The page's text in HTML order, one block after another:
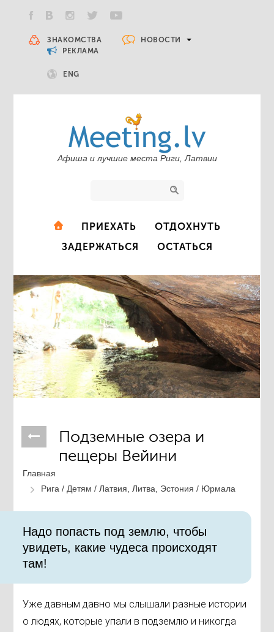
ЗНАКОМСТВА
НОВОСТИ
РЕКЛАМА
ENG
Афиша и лучшие места Риги, Латвии
ПРИЕХАТЬ
ОТДОХНУТЬ
ЗАДЕРЖАТЬСЯ
ОСТАТЬСЯ
Подземные озера и
пещеры Вейини
Главная
Рига / Детям / Латвия, Литва, Эстония / Юрмала
Надо попасть под землю, чтобы
увидеть, какие чудеса происходят
там!
Уже давным давно мы слышали разные истории
о людях, которые упали в подземлю и никогда